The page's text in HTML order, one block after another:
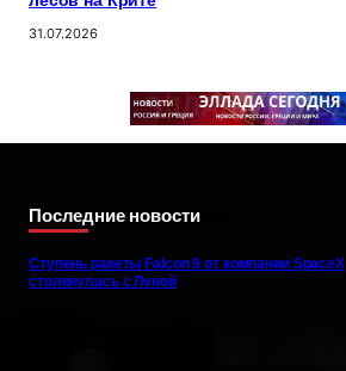
31.07.2026
Последние новости
Ступень ракеты Falcon 9 от компании SpaceX
столкнулась с Луной